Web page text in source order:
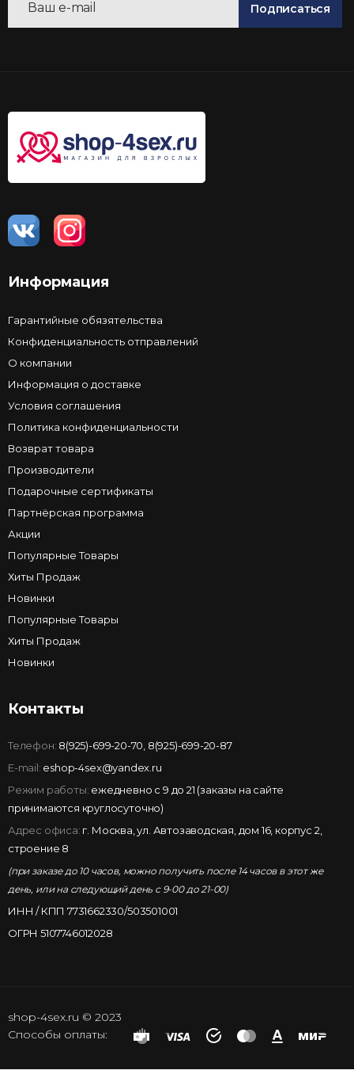
Подписаться
Информация
Гарантийные обязятельства
Конфиденциальность отправлений
О компании
Информация о доставке
Условия соглашения
Политика конфиденциальности
Возврат товара
Производители
Подарочные сертификаты
Партнёрская программа
Акции
Популярные Товары
Хиты Продаж
Новинки
Популярные Товары
Хиты Продаж
Новинки
Контакты
Телефон: 8(925)-699-20-70 8(925)-699-20-87
E-mail: eshop-4sex@yandex.ru
Режим работы: ежедневно с 9 до 21 (заказы на сайте
принимаются круглосуточно)
Адрес офиса: г. Москва, ул. Автозаводская, дом 16, корпус 2,
строение 8
(при заказе до 10 часов, можно получить после 14 часов в этот же
день, или на следующий день с 9-00 до 21-00)
ИНН / КПП 7731662330/503501001
ОГРН 5107746012028
shop-4sex.ru © 2023
Способы оплаты: